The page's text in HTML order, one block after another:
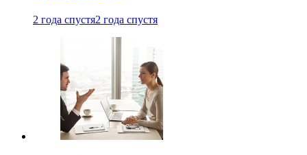
2 года спустя2 года спустя